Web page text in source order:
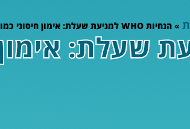
»הנחיות WHO למניעת שעלת: אימון חיסוני כמודל חדש